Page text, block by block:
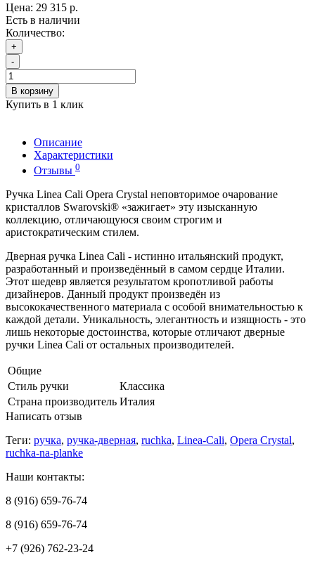
Цена: 29 315 р.
Есть в наличии
Количество:
+
-
В корзину
Купить в 1 клик
Описание
Характеристики
Отзывы 0
Ручка Linea Cali Opera Crystal неповторимое очарование
кристаллов Swarovski® «зажигает» эту изысканную
коллекцию, отличающуюся своим строгим и
аристократическим стилем.
Дверная ручка Linea Cali - истинно итальянский продукт,
разработанный и произведённый в самом сердце Италии.
Этот шедевр является результатом кропотливой работы
дизайнеров. Данный продукт произведён из
высококачественного материала с особой внимательностью к
каждой детали. Уникальность, элегантность и изящность - это
лишь некоторые достоинства, которые отличают дверные
ручки Linea Cali от остальных производителей.
Общие
Стиль ручки
Классика
Страна производитель Италия
Написать отзыв
Теги: ручка, ручка-дверная, ruchka, Linea-Cali, Opera Crystal,
ruchka-na-planke
Наши контакты:
8 (916) 659-76-74
8 (916) 659-76-74
+7 (926) 762-23-24